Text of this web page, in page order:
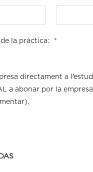
la práctica:
*
directament a
a abonar por la